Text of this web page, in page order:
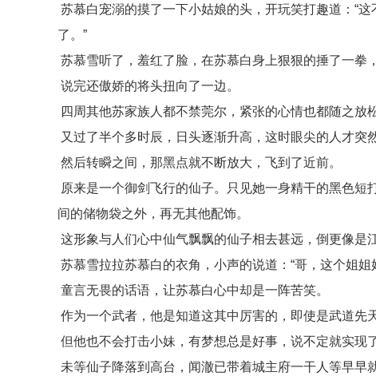
苏慕白宠溺的摸了一下小姑娘的头，开玩笑打趣道：“
了。”
苏慕雪听了，羞红了脸，在苏慕白身上狠狠的捶了一拳
说完还傲娇的将头扭向了一边。
四周其他苏家族人都不禁莞尔，紧张的心情也都随之放
又过了半个多时辰，日头逐渐升高，这时眼尖的人才突
然后转瞬之间，那黑点就不断放大，飞到了近前。
原来是一个御剑飞行的仙子。只见她一身精干的黑色
间的储物袋之外，再无其他配饰。
这形象与人们心中仙气飘飘的仙子相去甚远，倒更像是
苏慕雪拉拉苏慕白的衣角，小声的说道：“哥，这个姐姐
童言无畏的话语，让苏慕白心中却是一阵苦笑。
作为一个武者，他是知道这其中厉害的，即使是武道先
但他也不会打击小妹，有梦想总是好事，说不定就实现
未等仙子降落到高台，闻澈已带着城主府一干人等早早